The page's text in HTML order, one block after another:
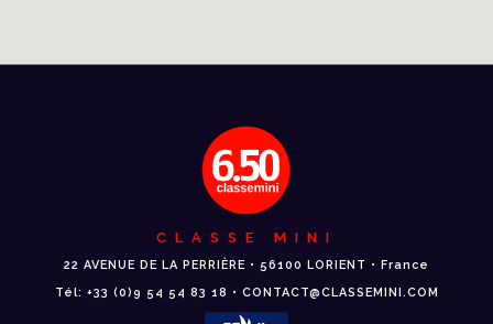
CLASSE MINI
22 AVENUE DE LA PERRIÈRE • 56100 LORIENT • France
Tél: +33 (0)9 54 54 83 18 • CONTACT@CLASSEMINI.COM